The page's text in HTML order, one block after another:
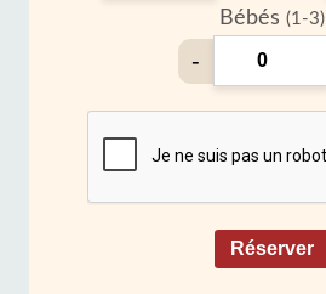
Bébés (1-3)
-
Réserver